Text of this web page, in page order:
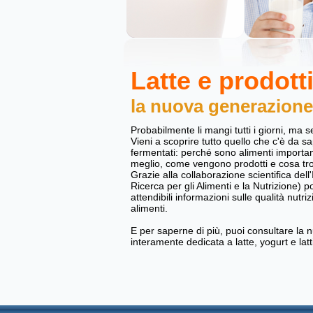
Latte e
la nuova generazione
Probabilmente li mangi tutti i giorni, ma
Vieni a scoprire tutto quello che c'è da
fermentati: perché sono alimenti
meglio, come vengono prodotti e cosa
Grazie alla collaborazione scientifica
Ricerca per gli Alimenti e la Nutrizione)
attendibili informazioni sulle qualità
alimenti.
E per saperne di più, puoi consultare la
interamente dedicata a latte, yogurt e